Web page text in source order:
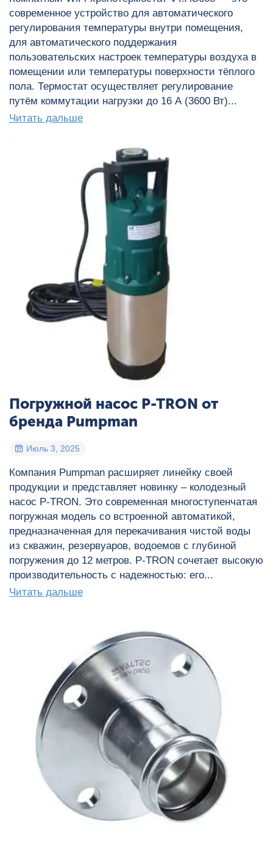
современное устройство для автоматического
регулирования температуры внутри помещения,
для автоматического поддержания
пользовательских настроек температуры воздуха в
помещении или температуры поверхности тёплого
пола. Термостат осуществляет регулирование
путём коммутации нагрузки до 16 А (3600 Вт)...
Читать дальше
Погружной насос P-TRON от
бренда Pumpman
Июль 3, 2025
Компания Pumpman расширяет линейку своей
продукции и представляет новинку – колодезный
насос P-TRON. Это современная многоступенчатая
погружная модель со встроенной автоматикой,
предназначенная для перекачивания чистой воды
из скважин, резервуаров, водоемов с глубиной
погружения до 12 метров. P-TRON сочетает высокую
производительность с надежностью: его...
Читать дальше